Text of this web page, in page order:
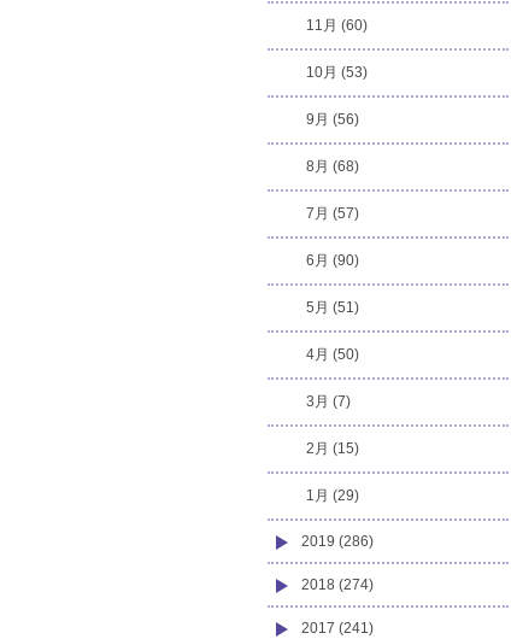
11月 (60)
10月 (53)
9月 (56)
8月 (68)
7月 (57)
6月 (90)
5月 (51)
4月 (50)
3月 (7)
2月 (15)
1月 (29)
2019 (286)
2018 (274)
2017 (241)